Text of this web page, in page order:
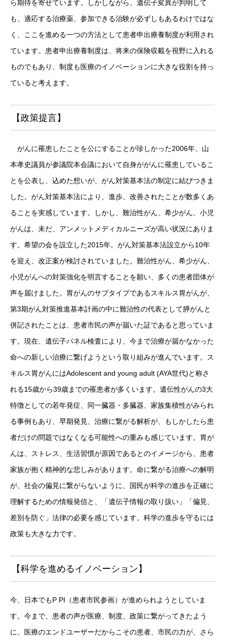
ら期待を寄せています。しかしながら、遺伝子変異が判明して
も、適応する治療薬、参加できる治験が必ずしもあるわけではな
く、ここを進める一つの方法として患者申出療養制度が利用され
ています。患者申出療養制度は、将来の保険収載を視野に入れる
ものでもあり、制度も医療のイノベーションに大きな役割を持っ
ていると考えます。
【政策提言】
がんに罹患したことを公にすることが珍しかった2006年、山
本孝史議員が参議院本会議において自身ががんに罹患しているこ
とを公表し、込めた想いが、がん対策基本法の制定に結びつきま
した。がん対策基本法により、進歩、改善されたことが数多くあ
ることを実感しています。しかし、難治性がん、希少がん、小児
がんは、未だ、アンメットメディカルニーズが高い状況にありま
す。希望の会を設立した2015年。がん対策基本法設立から10年
を迎え、改正案が検討されていました。難治性がん、希少がん、
小児がんへの対策強化を明言することを願い、多くの患者団体が
声を届けました。胃がんのサブタイプであるスキルス胃がんが、
第3期がん対策推進基本計画の中に難治性の代表として膵がんと
併記されたことは、患者市民の声が届いた証であると思っていま
す。現在、遺伝子パネル検査により、今まで治療が届かなかった
命への新しい治療に繋げようという取り組みが進んでいます。ス
キルス胃がんにはAdolescent and young adult (AYA世代)と称さ
れる15歳から39歳までの罹患者が多くいます。遺伝性がんの3大
特徴としての若年発症、同一臓器・多臓器、家族集積性がみられ
る事例もあり、早期発見、治療に繋がる解析が、もしかしたら患
者だけの問題ではなくなる可能性への重みも感じています。胃が
んは、ストレス、生活習慣が原因であるとのイメージから、患者
家族が抱く精神的な悲しみがあります。命に繋がる治療への解明
が、社会の偏見に繋がらないように、国民が科学の進歩を正確に
理解するための情報発信と、「遺伝子情報の取り扱い」「偏見、
差別を防ぐ」法律の必要を感じています。科学の進歩を守るには
政策も大きな力です。
【科学を進めるイノベーション】
今、日本でもP PI（患者市民参画）が進められようとしていま
す。今まで、患者の声が医療、制度、政策に繋がってきたよう
に、医療のエンドユーザーだからこその患者、市民の力が、さら